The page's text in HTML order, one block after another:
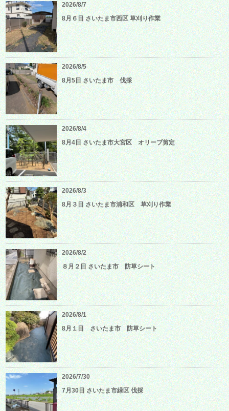
2026/8/7
8月６日 さいたま市西区 草刈り作業
2026/8/5
8月5日 さいたま市 伐採
2026/8/4
8月4日 さいたま市大宮区 オリーブ剪定
2026/8/3
8月３日 さいたま市浦和区 草刈り作業
2026/8/2
８月２日 さいたま市 防草シート
2026/8/1
8月１日 さいたま市 防草シート
2026/7/30
7月30日 さいたま市緑区 伐採